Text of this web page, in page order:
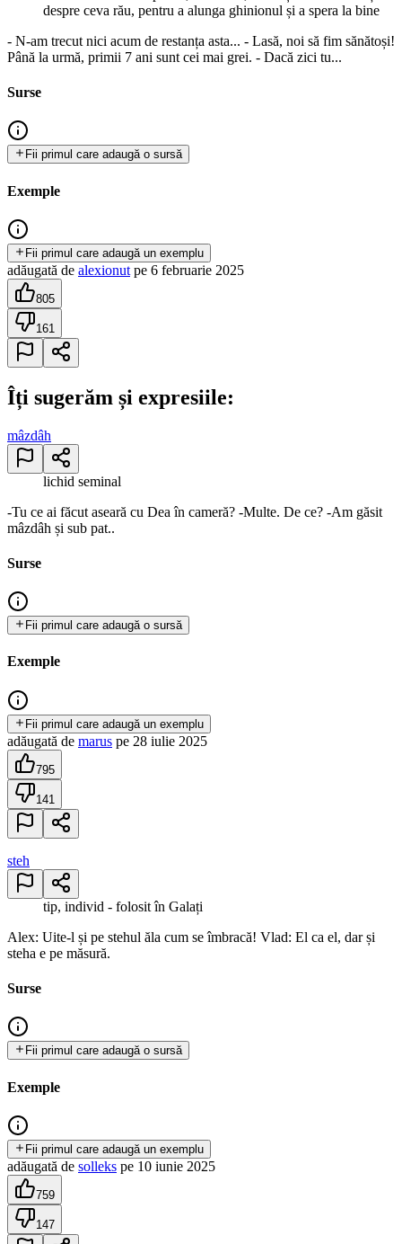
despre ceva rău, pentru a alunga ghinionul și a spera la bine
- N-am trecut nici acum de restanța asta... - Lasă, noi să fim sănătoși!
Până la urmă, primii 7 ani sunt cei mai grei. - Dacă zici tu...
Surse
Fii primul care adaugă o sursă
Exemple
Fii primul care adaugă un exemplu
adăugată de alexionut pe 6 februarie 2025
805
161
Îți sugerăm și expresiile:
mâzdâh
lichid seminal
-Tu ce ai făcut aseară cu Dea în cameră? -Multe. De ce? -Am găsit
mâzdâh și sub pat..
Surse
Fii primul care adaugă o sursă
Exemple
Fii primul care adaugă un exemplu
adăugată de marus pe 28 iulie 2025
795
141
steh
tip, individ - folosit în Galați
Alex: Uite-l și pe stehul ăla cum se îmbracă! Vlad: El ca el, dar și
steha e pe măsură.
Surse
Fii primul care adaugă o sursă
Exemple
Fii primul care adaugă un exemplu
adăugată de solleks pe 10 iunie 2025
759
147